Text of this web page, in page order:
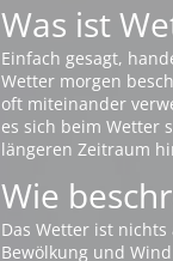
Was ist
Einfach gesagt,
Wetter morgen
oft miteinander
es sich beim Wetter
längeren Zeitraum
Wie
Das Wetter ist
Bewölkung und